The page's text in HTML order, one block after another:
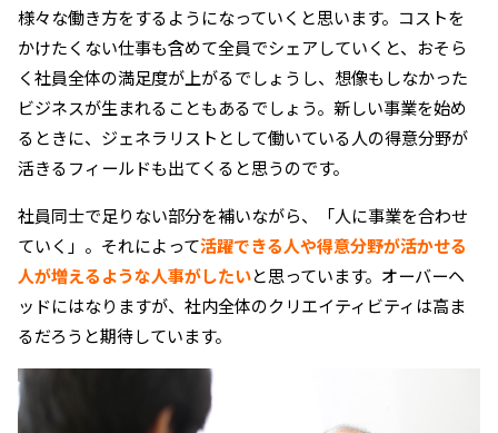
様々な働き方をするようになっていくと思います。コストを
かけたくない仕事も含めて全員でシェアしていくと、おそら
く社員全体の満足度が上がるでしょうし、想像もしなかった
ビジネスが生まれることもあるでしょう。新しい事業を始め
るときに、ジェネラリストとして働いている人の得意分野が
活きるフィールドも出てくると思うのです。
社員同士で足りない部分を補いながら、「人に事業を合わせ
ていく」。それによって活躍できる人や得意分野が活かせる
人が増えるような人事がしたいと思っています。オーバーヘ
ッドにはなりますが、社内全体のクリエイティビティは高ま
るだろうと期待しています。